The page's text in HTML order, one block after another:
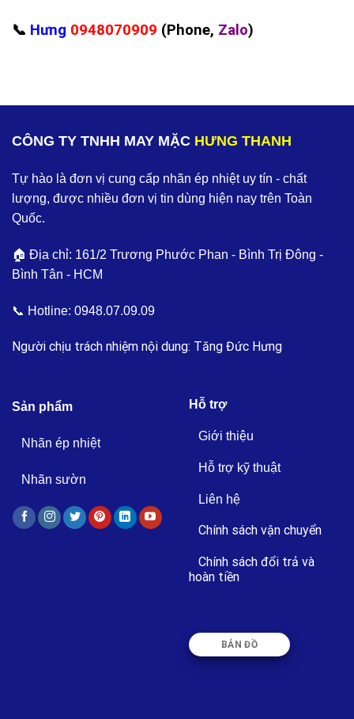
📞 Hưng 0948070909 (Phone, Zalo)
CÔNG TY TNHH MAY MẶC HƯNG THANH
Tự hào là đơn vị cung cấp nhãn ép nhiệt uy tín - chất
lượng, được nhiều đơn vị tin dùng hiện nay trên Toàn
Quốc.
🏠 Địa chỉ: 161/2 Trương Phước Phan - Bình Trị Đông -
Bình Tân - HCM
📞 Hotline: 0948.07.09.09
Người chịu trách nhiệm nội dung: Tăng Đức Hưng
Sản phẩm
Nhãn ép nhiệt
Nhãn sườn
Hỗ trợ
Giới thiệu
Hỗ trợ kỹ thuật
Liên hệ
Chính sách vận chuyển
Chính sách đổi trả và
hoàn tiền
BẢN ĐỒ